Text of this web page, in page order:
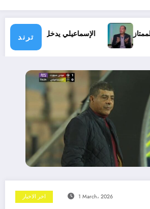
ترند
الإسماعيلي يدخل الممتاز
اخر الاخبار 1 March، 2026